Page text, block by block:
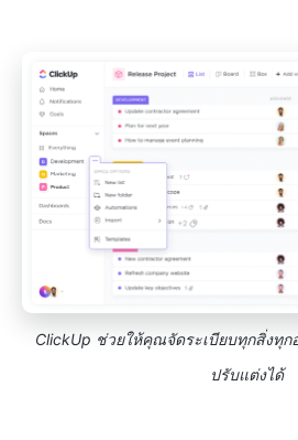
ClickUp ช่วยให้คุณจัดระเบียบทุกสิ่งทุก
ปรับแต่งได้